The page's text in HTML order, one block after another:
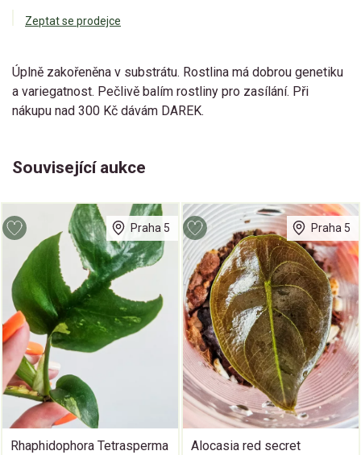
Zeptat se prodejce
Úplně zakořeněna v substrátu. Rostlina má dobrou genetiku
a variegatnost. Pečlivě balím rostliny pro zasílání. Při
nákupu nad 300 Kč dávám DAREK.
Související aukce
Praha 5
Rhaphidophora Tetrasperma
Praha 5
Alocasia red secret